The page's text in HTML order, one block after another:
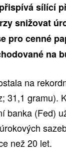
sílící
snižovat
pro cenné
na
na
31,1 gramu).
banka (Fed)
než 20 let.